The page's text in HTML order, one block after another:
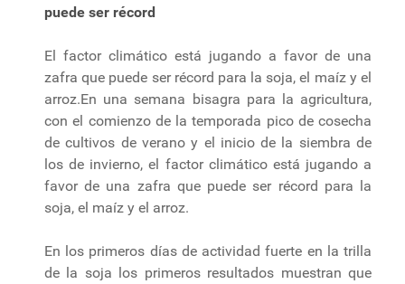
puede ser récord
El factor climático está jugando a favor de una
zafra que puede ser récord para la soja, el maíz y el
arroz.En una semana bisagra para la agricultura,
con el comienzo de la temporada pico de cosecha
de cultivos de verano y el inicio de la siembra de
los de invierno, el factor climático está jugando a
favor de una zafra que puede ser récord para la
soja, el maíz y el arroz.
En los primeros días de actividad fuerte en la trilla
de la soja los primeros resultados muestran que